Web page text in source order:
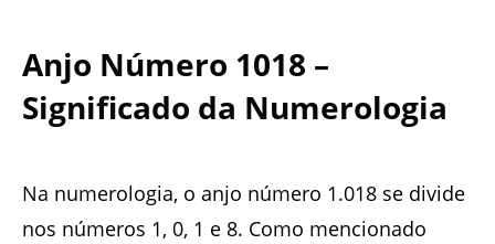
Anjo Número 1018 –
Significado da Numerologia
Na numerologia, o anjo número 1.018 se divide
nos números 1, 0, 1 e 8. Como mencionado